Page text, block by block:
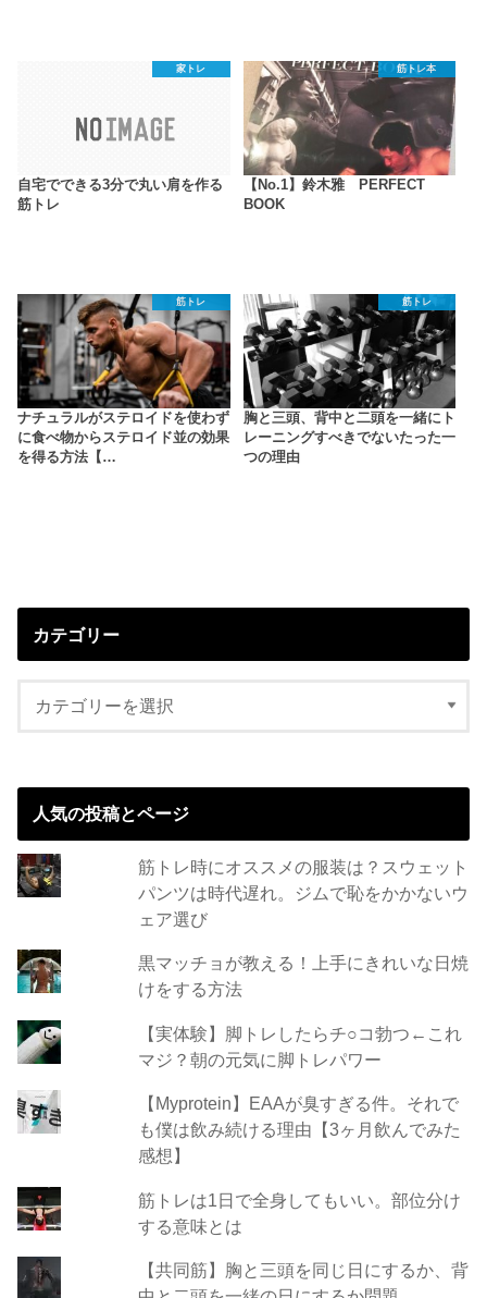
家トレ
自宅でできる3分で丸い肩を作る
筋トレ
筋トレ本
【No.1】鈴木雅 PERFECT
BOOK
筋トレ
ナチュラルがステロイドを使わず
に食べ物からステロイド並の効果
を得る方法【…
筋トレ
胸と三頭、背中と二頭を一緒にト
レーニングすべきでないたった一
つの理由
カテゴリー
人気の投稿とページ
筋トレ時にオススメの服装は？スウェット
パンツは時代遅れ。ジムで恥をかかないウ
ェア選び
黒マッチョが教える！上手にきれいな日焼
けをする方法
【実体験】脚トレしたらチ○コ勃つ←これ
マジ？朝の元気に脚トレパワー
【Myprotein】EAAが臭すぎる件。それで
も僕は飲み続ける理由【3ヶ月飲んでみた
感想】
筋トレは1日で全身してもいい。部位分け
する意味とは
【共同筋】胸と三頭を同じ日にするか、背